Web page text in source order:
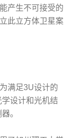
产生不可接受的
此立方体卫星案
满足3U设计的
设计和光机结
。